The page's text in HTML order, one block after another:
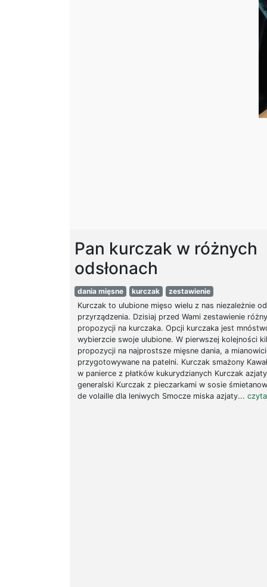
Pan kurczak w różnych
odsłonach
dania mięsne kurczak
zestawienie
Kurczak to ulubione mięso wielu z nas niezależnie
przyrządzenia. Dzisiaj przed Wami zestawienie
propozycji na kurczaka. Opcji kurczaka jest
wybierzcie swoje ulubione. W pierwszej kolejności
propozycji na najprostsze mięsne dania, a
przygotowywane na patelni. Kurczak smażony
w panierce z płatków kukurydzianych Kurczak
generalski Kurczak z pieczarkami w sosie
de volaille dla leniwych Smocze miska azjaty...